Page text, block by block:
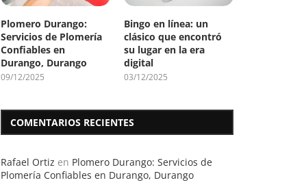
Plomero Durango:
Servicios de Plomería
Confiables en
Durango, Durango
09/12/2025
Bingo en línea: un
clásico que encontró
su lugar en la era
digital
03/12/2025
COMENTARIOS RECIENTES
Rafael Ortiz en Plomero Durango: Servicios de
Plomería Confiables en Durango, Durango